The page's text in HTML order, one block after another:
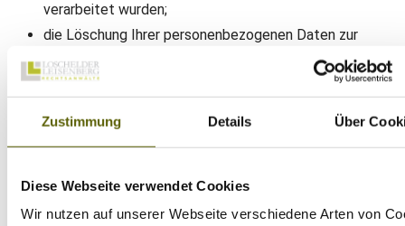
Zustimmung Details Über
Diese Webseite verwendet Cookies
Wir nutzen auf unserer Webseite verschiedene Arten von
verarbeitet wurden;
die Löschung Ihrer personenbezogenen Daten zur
Erfüllung einer rechtlichen Verpflichtung nach dem
Unionsrecht oder dem Recht der Mitgliedstaaten
angebotene Dienste der Informationsgesellschaft
gem. Art. 8 Abs. 1 DSGVO erhoben wurden.